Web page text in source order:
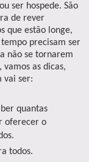
ser hospede. São
de rever
que estão longe,
precisam ser
não se tornarem
vamos as dicas,
vai ser:
quantas
oferecer o
todos.